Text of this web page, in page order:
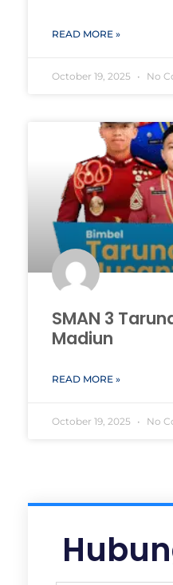
READ MORE »
October 19, 2025 No
SMAN 3
Madiun
READ MORE »
October 19, 2025 No